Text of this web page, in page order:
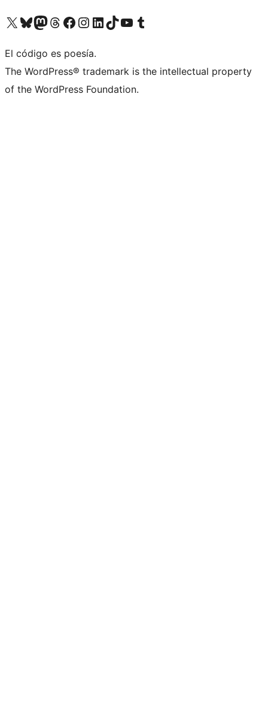
Visita nuestra cuenta de X (anteriormente Twitter)
Visita nuestra cuenta de Bluesky
Visita nuestra cuenta de Mastodon
Visita nuestra cuenta de Threads
Visita nuestra página de Facebook
Visita nuestra cuenta de Instagram
Visita nuestra cuenta de LinkedIn
Visita nuestra cuenta de TikTok
Visita nuestro canal de YouTube
Visita nuestra cuenta de Tumblr
El código es poesía.
The WordPress® trademark is the intellectual property
of the WordPress Foundation.